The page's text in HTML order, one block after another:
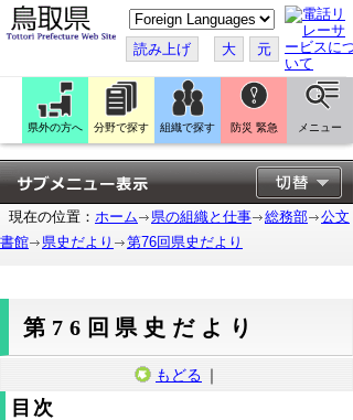
こ
の
ペ
ー
ジ
翻
訳
す
る
読み上げ 大 元
県外の方へ 分野で探す 組織で探す 防災 緊急 メニュー
現在の位置： ホーム 県の組織と仕事 総務部
公文
書館
県史だより 第76回県史だより
第76回県史だより
もどる ｜
目次